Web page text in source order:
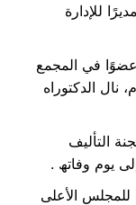
م، عین مدیرًا للإدارة
١٩٤٠ م، عین عضوًا في المجمع
اللغوي، وفي سنة ١٣٦٨ ھ، ١٩٤٨ م، نال الدكتوراه
١٣٣٢ ھ، ١٩١٤ م لجنة التألیف
یوم وفاتھ .
١٩٣٩ م عضوًا للمجلس الأعلى